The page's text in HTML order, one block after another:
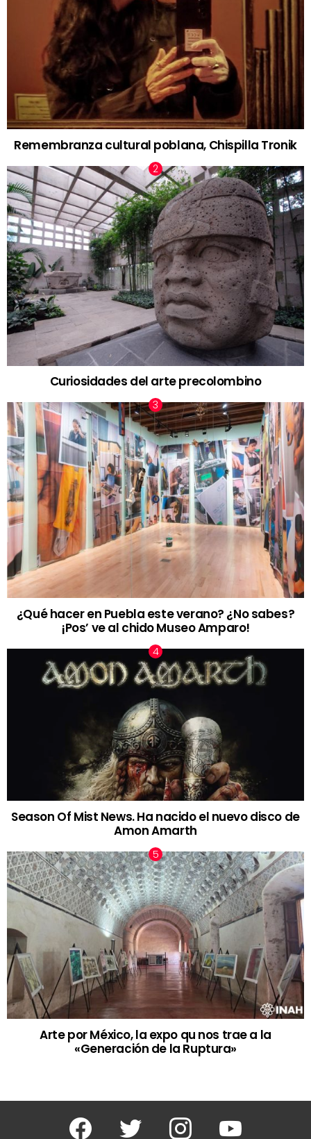
Remembranza cultural poblana, Chispilla Tronik
Curiosidades del arte precolombino
¿Qué hacer en Puebla este verano? ¿No sabes?
¡Pos’ ve al chido Museo Amparo!
Season Of Mist News. Ha nacido el nuevo disco de
Amon Amarth
Arte por México, la expo qu nos trae a la
«Generación de la Ruptura»
Facebook Twitter Instagram Youtube